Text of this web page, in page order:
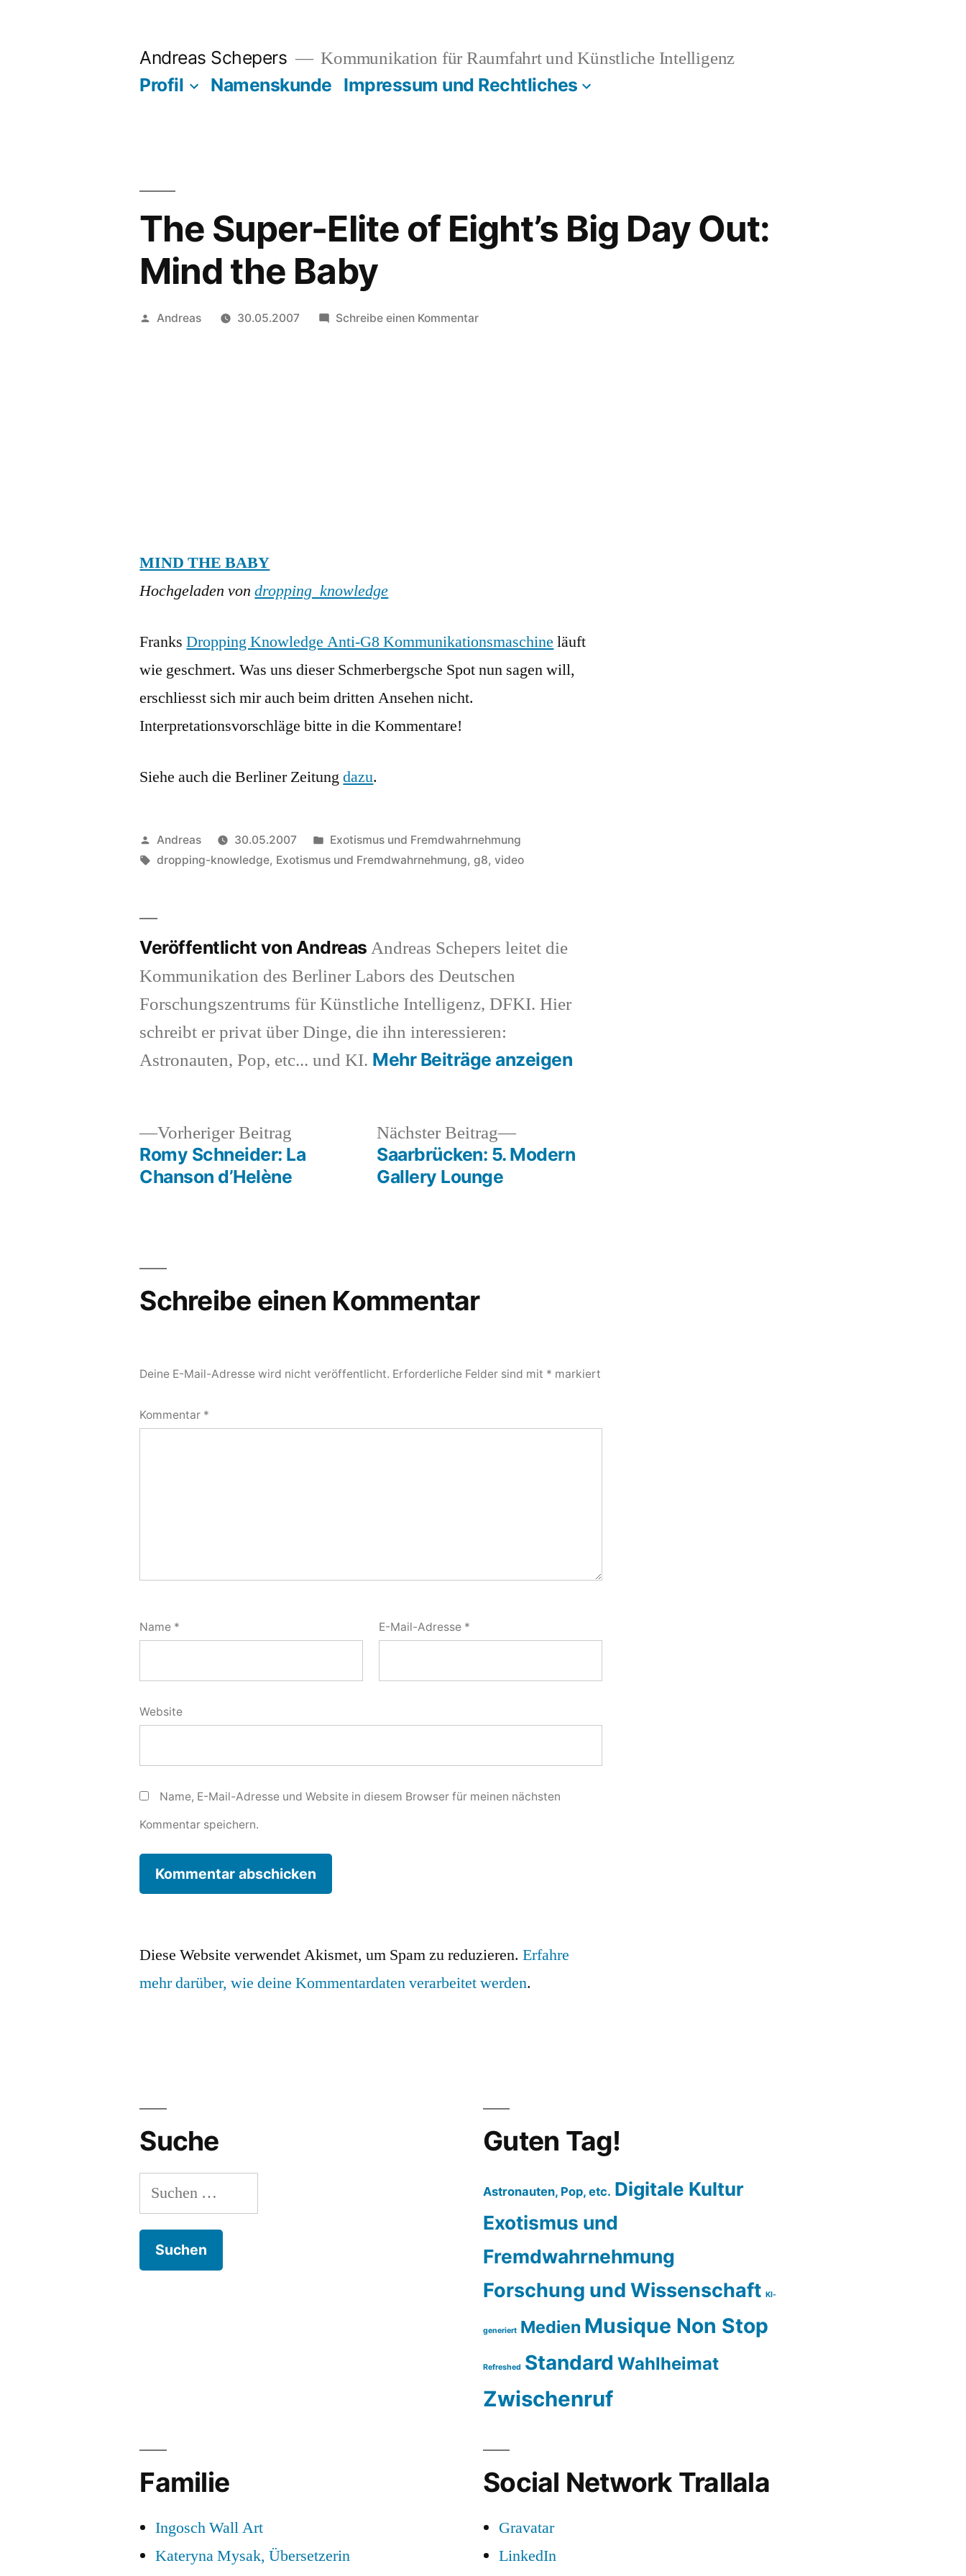
Andreas Schepers Kommunikation für Raumfahrt und Künstliche Intelligenz
Profil Namenskunde Impressum und Rechtliches
The Super-Elite of Eight’s Big Day Out:
Mind the Baby
Veröffentlicht
Andreas 30.05.2007 Schreibe einen Kommentarzu
MIND THE BABY
Hochgeladen vondropping_knowledge
FranksDropping Knowledge Anti-G8 Kommunikationsmaschine läuft
wie geschmert. Was uns dieser Schmerbergsche Spot nun sagen will,
erschliesst sich mir auch beim dritten Ansehen nicht.
Interpretationsvorschläge bitte in die Kommentare!
Siehe auch die Berliner Zeitungdazu.
Veröffentlicht
von
Andreas 30.05.2007
Veröffentlicht
in
Exotismus und Fremdwahrnehmung
Schlagwörter:
dropping-knowledge, Exotismus und Fremdwahrnehmung,g8,video
Veröffentlicht von Andreas Andreas Schepers leitet die
Kommunikation des Berliner Labors des Deutschen
Forschungszentrums für Künstliche Intelligenz, DFKI. Hier
schreibt er privat über Dinge, die ihn interessieren:
Astronauten, Pop, etc... und KI. Mehr Beiträge anzeigen
Beitragsnavigation
Vorheriger Beitrag
Beitrag:
Romy Schneider: La
Chanson d’Helène
Nächster Beitrag
Nächster
Beitrag:
Saarbrücken: 5. Modern
Gallery Lounge
Schreibe einen Kommentar
Deine E-Mail-Adresse wird nicht veröffentlicht. Erforderliche Felder sind mit * markiert
Kommentar *
Name * E-Mail-Adresse *
Website
Name, E-Mail-Adresse und Website in diesem Browser für meinen nächsten
Kommentar speichern.
Diese Website verwendet Akismet, um Spam zu reduzieren.Erfahre
mehr darüber, wie deine Kommentardaten verarbeitet werden.
Suche
Suchen
nach:
Guten Tag!
Astronauten, Pop, etc. Digitale Kultur
Exotismus und
Fremdwahrnehmung
Forschung und Wissenschaft KI-
generiert Medien Musique Non Stop
Refreshed Standard Wahlheimat
Zwischenruf
Familie
Ingosch Wall Art
Kateryna Mysak, Übersetzerin
Social Network Trallala
Gravatar
LinkedIn